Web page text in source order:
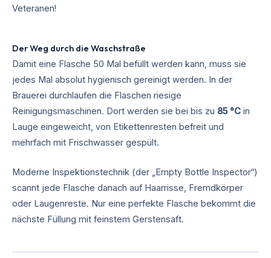
Veteranen!
Der Weg durch die Waschstraße
Damit eine Flasche 50 Mal befüllt werden kann, muss sie
jedes Mal absolut hygienisch gereinigt werden. In der
Brauerei durchlaufen die Flaschen riesige
Reinigungsmaschinen. Dort werden sie bei bis zu 85 °C in
Lauge eingeweicht, von Etikettenresten befreit und
mehrfach mit Frischwasser gespült.
Moderne Inspektionstechnik (der „Empty Bottle Inspector“)
scannt jede Flasche danach auf Haarrisse, Fremdkörper
oder Laugenreste. Nur eine perfekte Flasche bekommt die
nächste Füllung mit feinstem Gerstensaft.